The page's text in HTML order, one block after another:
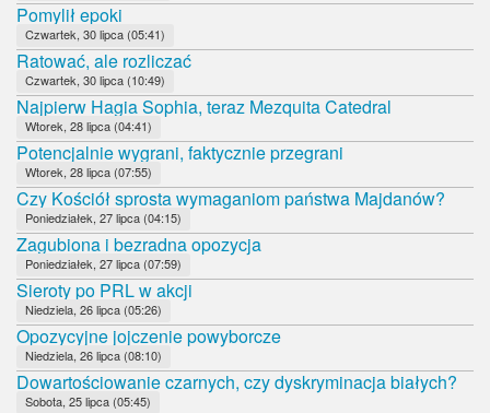
Pomylił epoki
Czwartek, 30 lipca (05:41)
Ratować, ale rozliczać
Czwartek, 30 lipca (10:49)
Najpierw Hagia Sophia, teraz Mezquita Catedral
Wtorek, 28 lipca (04:41)
Potencjalnie wygrani, faktycznie przegrani
Wtorek, 28 lipca (07:55)
Czy Kościół sprosta wymaganiom państwa Majdanów?
Poniedziałek, 27 lipca (04:15)
Zagubiona i bezradna opozycja
Poniedziałek, 27 lipca (07:59)
Sieroty po PRL w akcji
Niedziela, 26 lipca (05:26)
Opozycyjne jojczenie powyborcze
Niedziela, 26 lipca (08:10)
Dowartościowanie czarnych, czy dyskryminacja białych?
Sobota, 25 lipca (05:45)